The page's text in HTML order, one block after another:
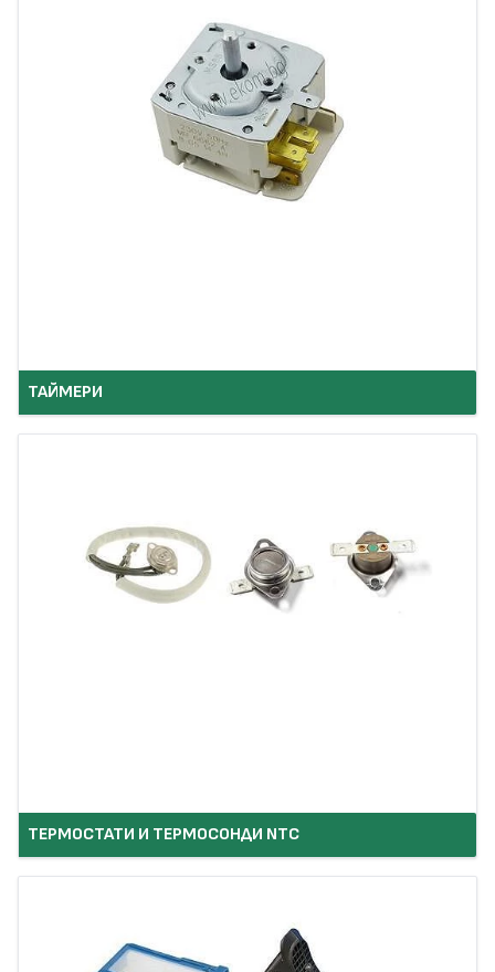
ТАЙМЕРИ
ТЕРМОСТАТИ И ТЕРМОСОНДИ NTC